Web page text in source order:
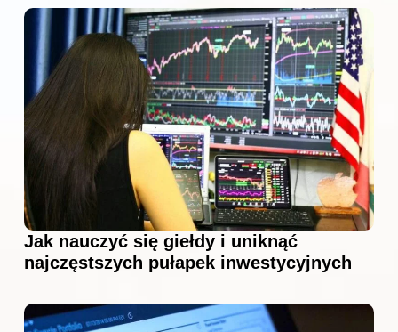
Jak nauczyć się giełdy i uniknąć
najczęstszych pułapek inwestycyjnych